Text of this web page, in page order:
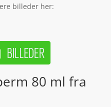
billeder her:
80 ml fra